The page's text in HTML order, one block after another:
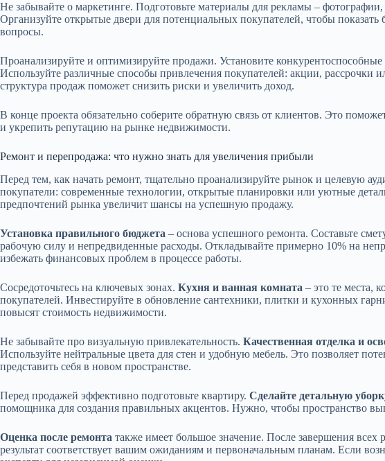
Не забывайте о маркетинге. Подготовьте материалы для рекламы –
Организуйте открытые двери для потенциальных покупателей, чтобы показать
вопросы.
Проанализируйте и оптимизируйте продажи. Установите
Используйте различные способы привлечения покупателей: акции, рассрочки
структура продаж поможет снизить риски и увеличить доход.
В конце проекта обязательно соберите обратную связь от клиентов. Это
и укрепить репутацию на рынке недвижимости.
Ремонт и перепродажа: что нужно знать для увеличения прибыли
Перед тем, как начать ремонт, тщательно проанализируйте рынок и целевую
покупатели: современные технологии, открытые планировки или уютные
предпочтений рынка увеличит шансы на успешную продажу.
Установка правильного бюджета – основа успешного ремонта. Составьте
рабочую силу и непредвиденные расходы. Откладывайте примерно 10% на
избежать финансовых проблем в процессе работы.
Сосредоточьтесь на ключевых зонах. Кухня и ванная комната – это те места,
покупателей. Инвестируйте в обновление сантехники, плитки и кухонных
повысят стоимость недвижимости.
Не забывайте про визуальную привлекательность. Качественная отделка и
Используйте нейтральные цвета для стен и удобную мебель. Это позволяет
представить себя в новом пространстве.
Перед продажей эффективно подготовьте квартиру. Сделайте детальную
помощника для создания правильных акцентов. Нужно, чтобы пространство
Оценка после ремонта также имеет большое значение. После завершения всех
результат соответствует вашим ожиданиям и первоначальным планам. Если